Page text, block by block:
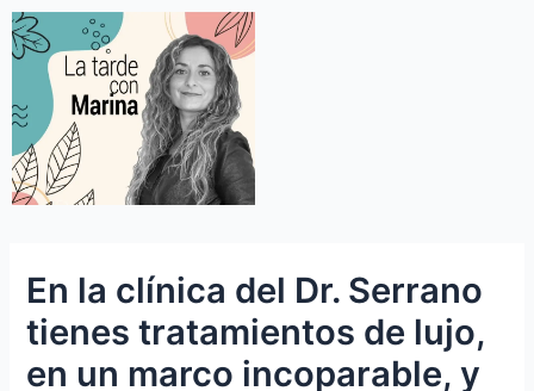
En la clínica del Dr. Serrano
tienes tratamientos de lujo,
en un marco incoparable, y